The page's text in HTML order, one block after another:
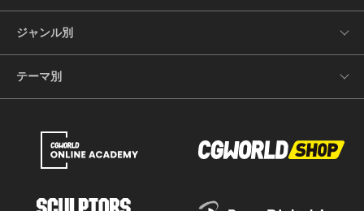
ジャンル別
テーマ別